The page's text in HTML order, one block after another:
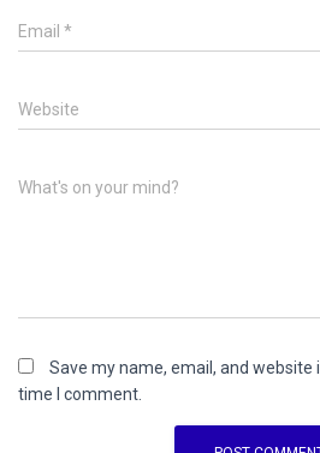
Email *
Website
What's on your mind?
Save my name, email, and
time I comment.